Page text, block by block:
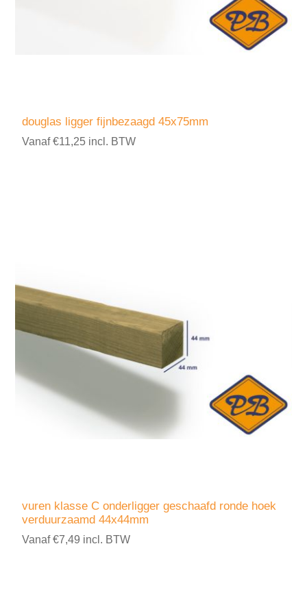
douglas ligger fijnbezaagd 45x75mm
Vanaf €11,25 incl. BTW
vuren klasse C onderligger geschaafd ronde hoek
verduurzaamd 44x44mm
Vanaf €7,49 incl. BTW